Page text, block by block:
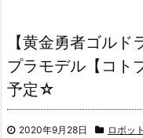
【黄金勇者ゴルド
プラモデル【コト
予定☆
2020年9月28日 ロボッ